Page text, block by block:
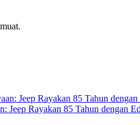
Jeep Rayakan 85 Tahun dengan